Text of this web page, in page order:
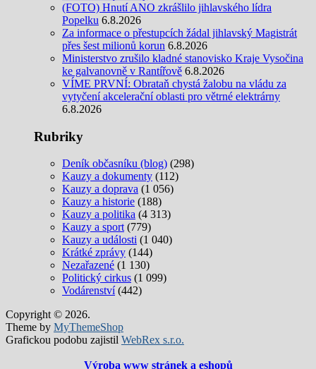
(FOTO) Hnutí ANO zkrášlilo jihlavského lídra
Popelku 6.8.2026
Za informace o přestupcích žádal jihlavský Magistrát
přes šest milionů korun 6.8.2026
Ministerstvo zrušilo kladné stanovisko Kraje Vysočina
ke galvanovně v Rantířově 6.8.2026
VÍME PRVNÍ: Obrataň chystá žalobu na vládu za
vytyčení akcelerační oblasti pro větrné elektrárny
6.8.2026
Rubriky
Deník občasníku (blog) (298)
Kauzy a dokumenty (112)
Kauzy a doprava (1 056)
Kauzy a historie (188)
Kauzy a politika (4 313)
Kauzy a sport (779)
Kauzy a události (1 040)
Krátké zprávy (144)
Nezařazené (1 130)
Politický cirkus (1 099)
Vodárenství(442)
Copyright © 2026.
Theme by MyThemeShop
Grafickou podobu zajistil WebRex s.r.o.
Výroba www stránek a eshopů